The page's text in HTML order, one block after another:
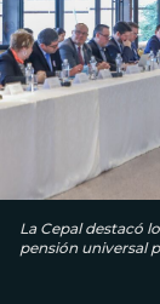
La Cepal destacó
pensión universal